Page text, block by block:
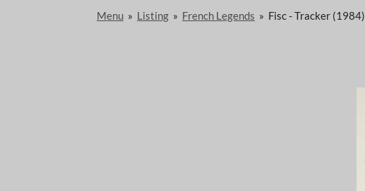
Menu » Listing » French Legends » Fisc - Tracker (1984)